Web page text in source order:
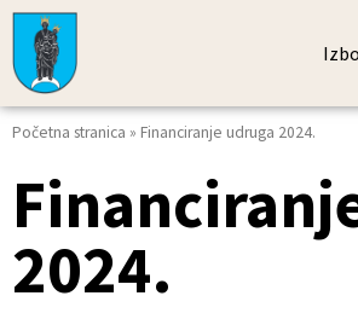
Početna stranica » Financiranje udruga 2024.
2024.